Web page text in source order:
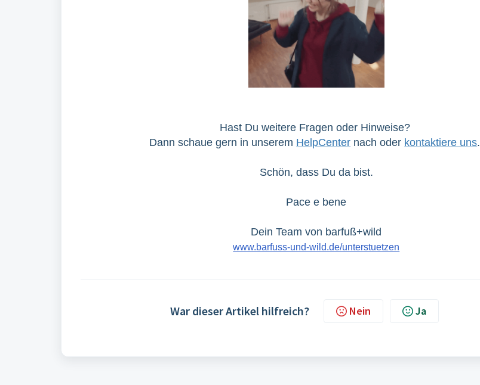
Hast Du weitere Fragen oder Hinweise?
Dann schaue gern in unserem HelpCenter nach oder kontaktiere uns.
Schön, dass Du da bist.
Pace e bene
Dein Team von barfuß+wild
www.barfuss-und-wild.de/unterstuetzen
War dieser Artikel hilfreich? Nein Ja